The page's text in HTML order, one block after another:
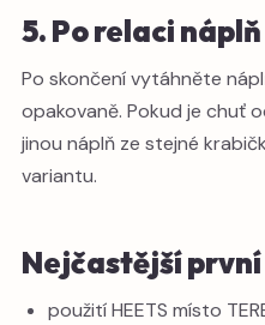
5. Po relaci
Po skončení vytáhněte
opakovaně. Pokud je chuť
jinou náplň ze stejné
variantu.
Nejčastější
použití HEETS místo